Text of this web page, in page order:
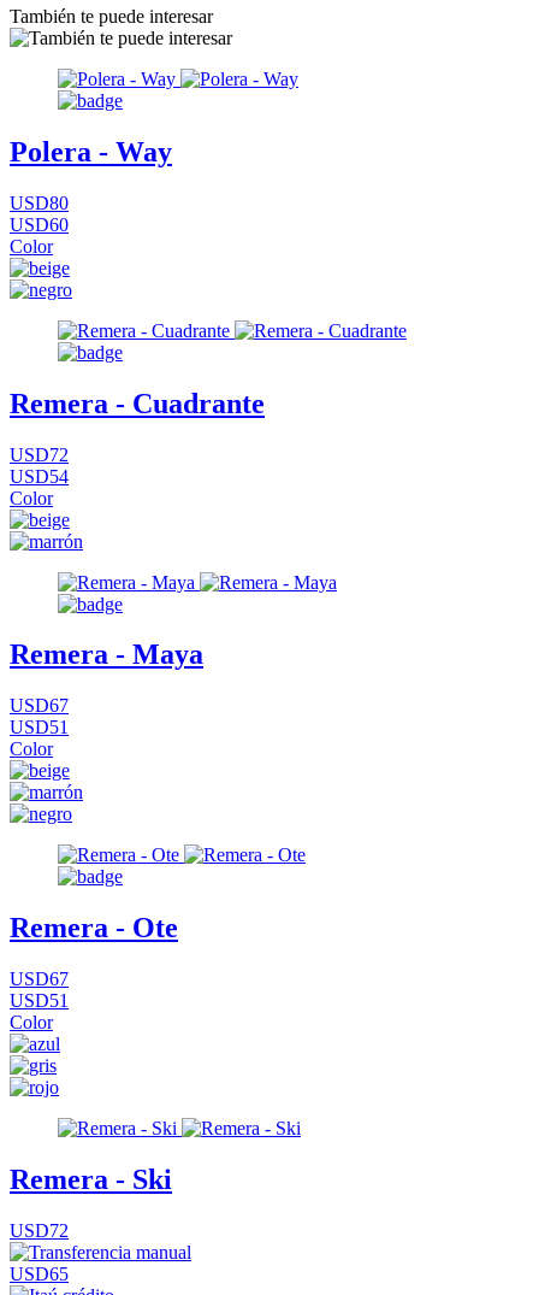
También te puede interesar
Polera - Way
USD80
USD60
Color
Remera - Cuadrante
USD72
USD54
Color
Remera - Maya
USD67
USD51
Color
Remera - Ote
USD67
USD51
Color
Remera - Ski
USD72
USD65